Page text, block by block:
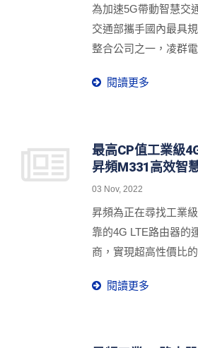
為加速5G帶動智慧交
交通部攜手國內最具
整合公司之一，凌群
新應用。昇頻於台灣
成果也確實有效改善
況。凌群更不負眾望
慧交通服務創新獎，
值深獲肯定，昇頻倍
閱讀更多
最高CP值工業級
昇頻M331高效智
03 Nov, 2022
昇頻為正在尋找工業
靠的4G LTE路由器的
商，實現超高性價比
可結合智慧IoT物聯網
閱讀更多